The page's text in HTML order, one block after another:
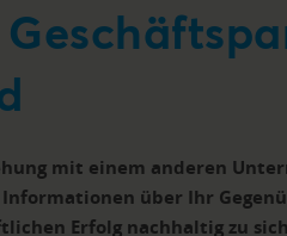
mit einem anderen
über Ihr
Erfolg nachhaltig zu